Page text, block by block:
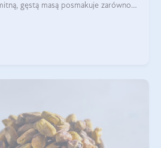
gęstą masą posmakuje zarówno